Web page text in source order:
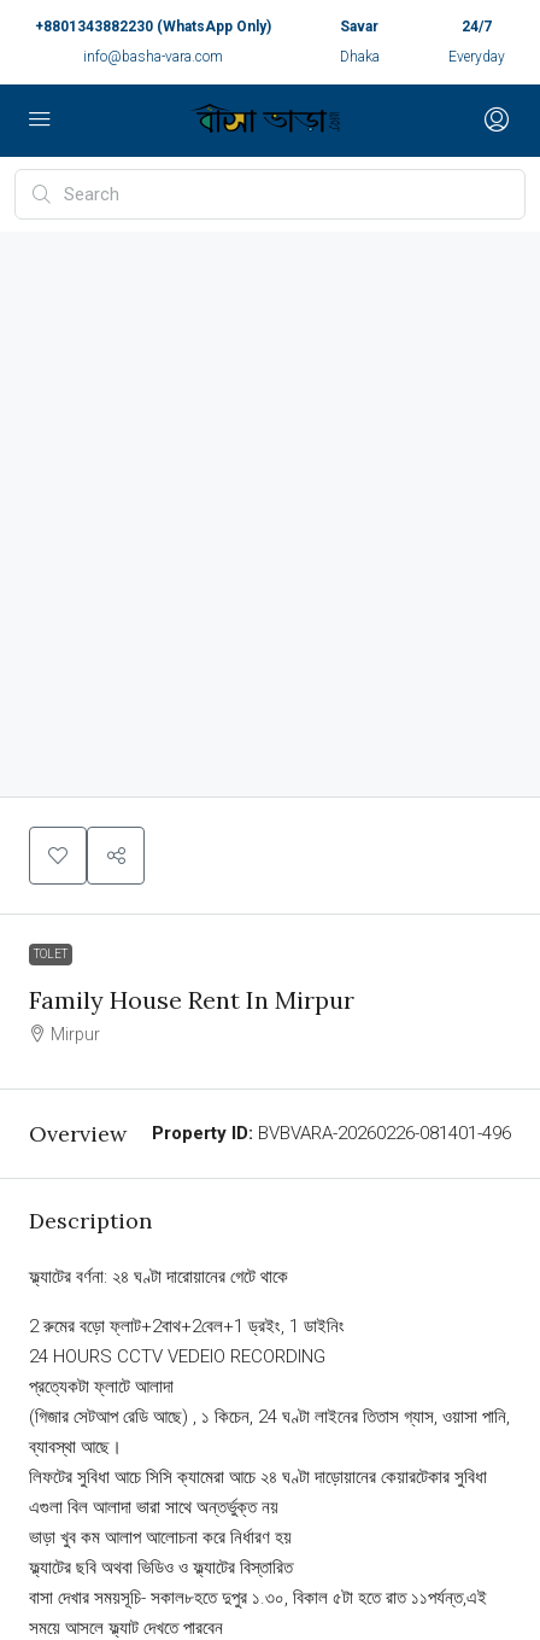
+8801343882230 (WhatsApp Only)
info@basha-vara.com
Savar
Dhaka
24/7
Everyday
TOLET
Family House Rent In Mirpur
Mirpur
Overview Property ID: BVBVARA-20260226-081401-496
Description
ফ্ল্যাটের বর্ণনা: ২৪ ঘণ্টা দারোয়ানের গেটে থাকে
2 রুমের বড়ো ফ্লাট+2বাথ+2বেল+1 ড্রইং, 1 ডাইনিং
24 HOURS CCTV VEDEIO RECORDING
প্রত্যেকটা ফ্লাটে আলাদা
(গিজার সেটআপ রেডি আছে) , ১ কিচেন, 24 ঘণ্টা লাইনের তিতাস গ্যাস, ওয়াসা পানি,
ব্যাবস্থা আছে।
লিফটের সুবিধা আচে সিসি ক্যামেরা আচে ২৪ ঘণ্টা দাড়োয়ানের কেয়ারটেকার সুবিধা
এগুলা বিল আলাদা ভারা সাথে অন্তর্ভুক্ত নয়
ভাড়া খুব কম আলাপ আলোচনা করে নির্ধারণ হয়
ফ্ল্যাটের ছবি অথবা ভিডিও ও ফ্ল্যাটের বিস্তারিত
বাসা দেখার সময়সূচি- সকাল৮হতে দুপুর ১.৩০, বিকাল ৫টা হতে রাত ১১পর্যন্ত,এই
সময়ে আসলে ফ্ল্যাট দেখতে পারবেন